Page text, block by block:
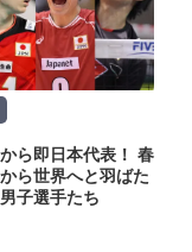
ら即日本代表！ 春
ら世界へと羽ばた
子選手たち